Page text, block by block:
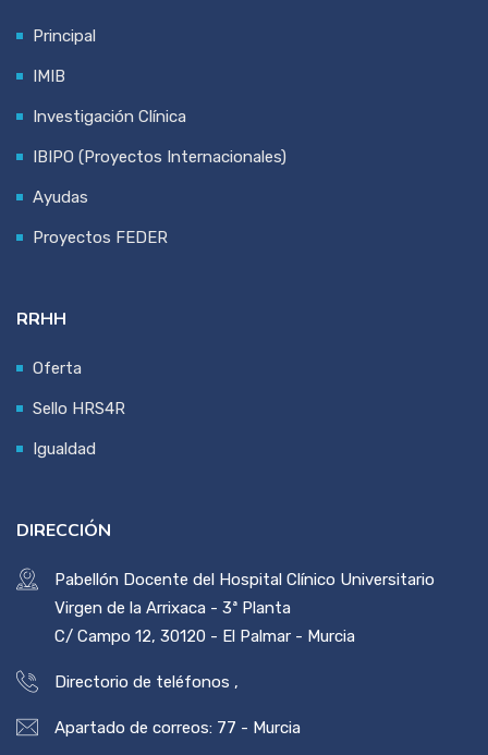
Principal
IMIB
Investigación Clínica
IBIPO (Proyectos Internacionales)
Ayudas
Proyectos FEDER
RRHH
Oferta
Sello HRS4R
Igualdad
DIRECCIÓN
Pabellón Docente del Hospital Clínico Universitario
Virgen de la Arrixaca - 3ª Planta
C/ Campo 12, 30120 - El Palmar - Murcia
Directorio de teléfonos ,
Apartado de correos: 77 - Murcia